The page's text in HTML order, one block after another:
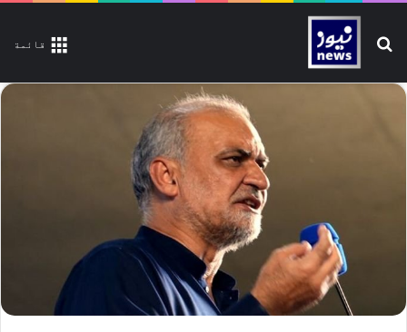
قائمة تلاش کیجیے